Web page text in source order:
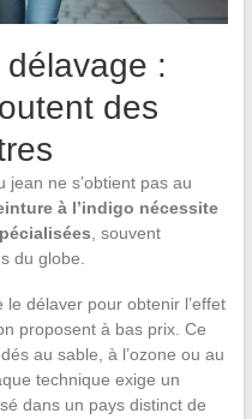
:
des
ne s’obtient pas au
à l’indigo nécessite
, souvent
du globe.
délaver pour obtenir l’effet
proposent à bas prix. Ce
au sable, à l’ozone ou au
technique exige un
dans un pays distinct de